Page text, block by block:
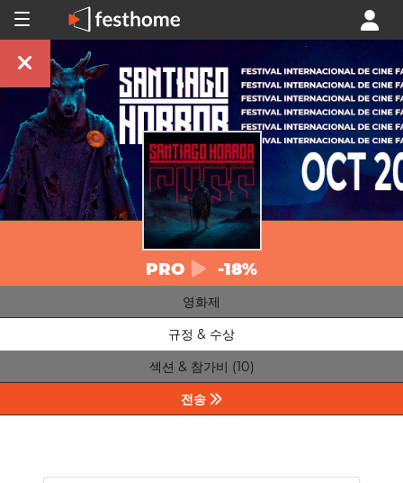
PRO -18%
영화제
규정 & 수상
섹션 & 참가비 (10)
전송